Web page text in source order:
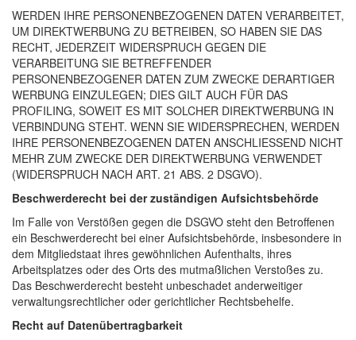
WERDEN IHRE PERSONENBEZOGENEN DATEN VERARBEITET,
UM DIREKTWERBUNG ZU BETREIBEN, SO HABEN SIE DAS
RECHT, JEDERZEIT WIDERSPRUCH GEGEN DIE
VERARBEITUNG SIE BETREFFENDER
PERSONENBEZOGENER DATEN ZUM ZWECKE DERARTIGER
WERBUNG EINZULEGEN; DIES GILT AUCH FÜR DAS
PROFILING, SOWEIT ES MIT SOLCHER DIREKTWERBUNG IN
VERBINDUNG STEHT. WENN SIE WIDERSPRECHEN, WERDEN
IHRE PERSONENBEZOGENEN DATEN ANSCHLIESSEND NICHT
MEHR ZUM ZWECKE DER DIREKTWERBUNG VERWENDET
(WIDERSPRUCH NACH ART. 21 ABS. 2 DSGVO).
Beschwerde­recht bei der zuständigen Aufsichts­behörde
Im Falle von Verstößen gegen die DSGVO steht den Betroffenen
ein Beschwerderecht bei einer Aufsichtsbehörde, insbesondere in
dem Mitgliedstaat ihres gewöhnlichen Aufenthalts, ihres
Arbeitsplatzes oder des Orts des mutmaßlichen Verstoßes zu.
Das Beschwerderecht besteht unbeschadet anderweitiger
verwaltungsrechtlicher oder gerichtlicher Rechtsbehelfe.
Recht auf Daten­übertrag­barkeit